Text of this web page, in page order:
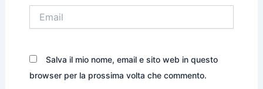
Salva il mio nome, email e sito web in questo
browser per la prossima volta che commento.